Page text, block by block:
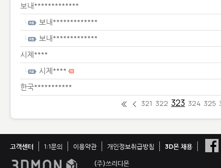
보내*************
보내*************
보내*************
시제****
시제****
한국***********
321 322 323 324 325
고객센터 1:1문의 이용약관 개인정보취급방침
3D몬 채용
(주)쓰리디몬